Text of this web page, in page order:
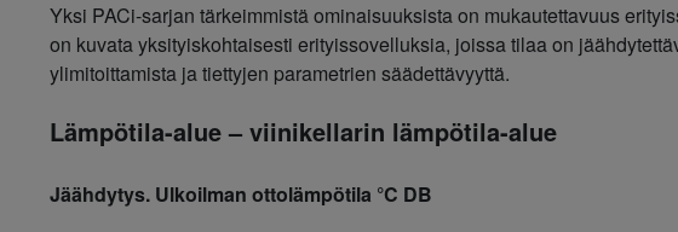
Yksi PACi-sarjan tärkeimmistä ominaisuuksista on mukautettavuus
on kuvata yksityiskohtaisesti erityissovelluksia, joissa tilaa on
ylimitoittamista ja tiettyjen parametrien säädettävyyttä.
Lämpötila-alue – viinikellarin lämpötila-alue
Jäähdytys. Ulkoilman ottolämpötila °C DB